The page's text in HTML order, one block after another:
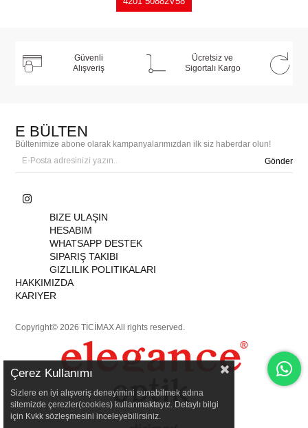
Güvenli
Alışveriş
Ücretsiz ve
Sigortalı Kargo
E BÜLTEN
Bültenimize abone olarak kampanyalarımızdan ilk siz haberdar olun!
Gönder
BIZE ULAŞIN
HESABIM
WHATSAPP DESTEK
SIPARIŞ TAKIBI
GIZLILIK POLITIKALARI
HAKKIMIZDA
KARIYER
Copyright© 2026 TİCİMAX All rights reserved.
Çerez Kullanımı
Sizlere en iyi alışveriş deneyimini sunabilmek adına
sitemizde çerezler(cookies) kullanmaktayız. Detaylı bilgi
için Kvkk sözleşmesini inceleyebilirsiniz.